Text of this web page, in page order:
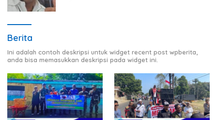
Berita
Ini adalah contoh deskripsi untuk widget recent post wpberita,
anda bisa memasukkan deskripsi pada widget ini.